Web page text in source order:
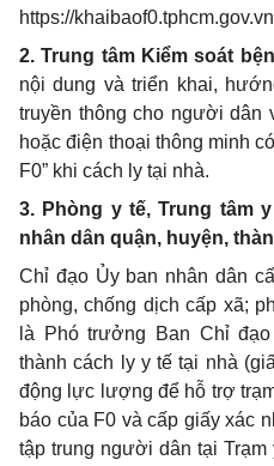
https://khaibaof0.tphcm.gov.vn
2. Trung tâm Kiểm soát
nội dung và triển khai,
truyền thông cho người dân
hoặc điện thoại thông minh
F0” khi cách ly tại nhà.
3. Phòng y tế, Trung tâm
nhân dân quận, huyện,
Chỉ đạo Ủy ban nhân dân
phòng, chống dịch cấp xã;
là Phó trưởng Ban Chỉ
thành cách ly y tế tại nhà
động lực lượng để hỗ trợ
báo của F0 và cấp giấy xác
tập trung người dân tại